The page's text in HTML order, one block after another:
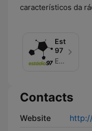
característicos da
Estádio
97
Energia FM
Contacts
Website